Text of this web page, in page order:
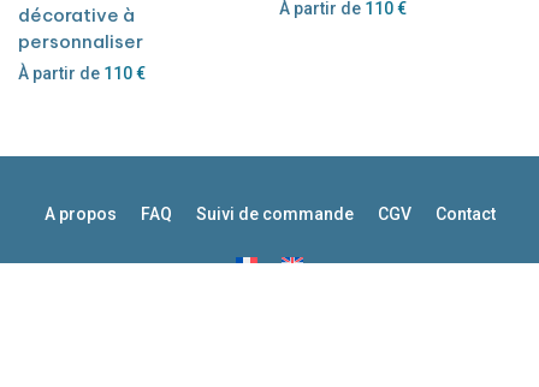
décorative à
personnaliser
À partir de 110€
À partir de 110€
A propos FAQ Suivi de commande CGV Contact